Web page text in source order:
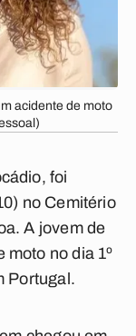
acidente de moto
foi
no Cemitério
A jovem de
moto no dia 1º
Portugal.